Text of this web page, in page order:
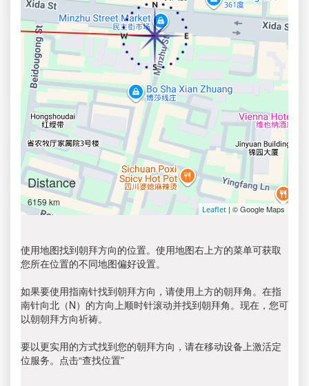
Distance
6159 km
Leaflet | © Google Maps
使用地图找到朝拜方向的位置。使用地图右上方的菜单可获取
您所在位置的不同地图偏好设置。
如果要使用指南针找到朝拜方向，请使用上方的朝拜角。在指
南针向北（N）的方向上顺时针滚动并找到朝拜角。现在，您可
以朝朝拜方向祈祷。
要以更实用的方式找到您的朝拜方向，请在移动设备上激活定
位服务。点击“查找位置”